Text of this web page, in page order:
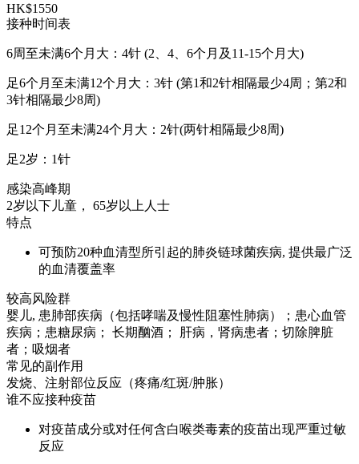
HK$1550
接种时间表
6周至未满6个月大：4针 (2、4、6个月及11-15个月大)
足6个月至未满12个月大：3针 (第1和2针相隔最少4周；第2和
3针相隔最少8周)
足12个月至未满24个月大：2针(两针相隔最少8周)
足2岁：1针
感染高峰期
2岁以下儿童， 65岁以上人士
特点
可预防20种血清型所引起的肺炎链球菌疾病, 提供最广泛
的血清覆盖率
较高风险群
婴儿, 患肺部疾病（包括哮喘及慢性阻塞性肺病）；患心血管
疾病；患糖尿病； 长期酗酒； 肝病，肾病患者；切除脾脏
者；吸烟者
常见的副作用
发烧、注射部位反应（疼痛/红斑/肿胀）
谁不应接种疫苗
对疫苗成分或对任何含白喉类毒素的疫苗出现严重过敏
反应